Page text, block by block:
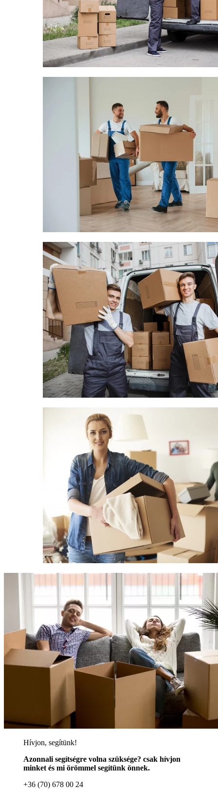
Hívjon, segítünk!
Azonnali segítségre volna szüksége? csak hívjon
minket és mi örömmel segítünk önnek.
+36 (70) 678 00 24